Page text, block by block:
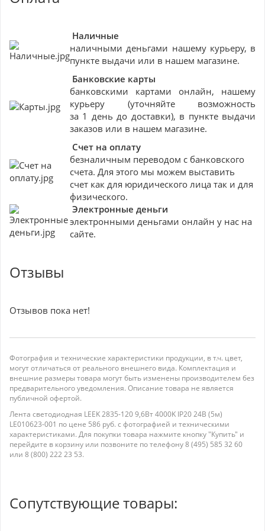
Наличные
наличными деньгами нашему курьеру, в
пункте выдачи или в нашем магазине.
Банковские карты
банковскими картами онлайн, нашему
курьеру (уточняйте возможность
за 1 день до доставки), в пункте выдачи
заказов или в нашем магазине.
Счет на оплату
безналичным переводом с банковского
счета. Для этого мы можем выставить
счет как для юридического лица так и для
физического.
Электронные деньги
электронными деньгами онлайн у нас на
сайте.
Отзывы
Отзывов пока нет!
Фотография и технические характеристики продукции, в т.ч. цвет,
могут отличаться от реального внешнего вида. Комплектация и
внешние размеры товара могут быть изменены производителем без
предварительного уведомления. Описание товара не является
публичной офертой.
Лента светодиодная LEEK 2835-120 9,6Вт 4000K IP20 24В (5м)
LE010623-001 по цене 586 руб. с фотографией и техническими
характеристиками. Для покупки товара нажмите кнопку "Купить" и
перейдите в корзину или позвоните по телефону 8 (495) 585 32 60
или 8 (800) 222 23 53.
Сопутствующие товары: